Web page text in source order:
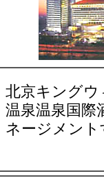
北京キング
温泉温泉国際
ネージメン